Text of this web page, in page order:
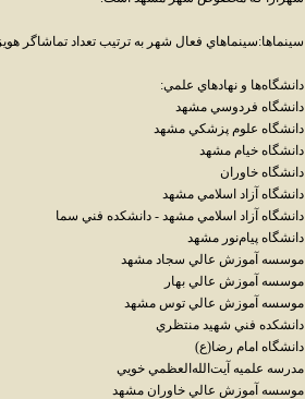
سينماها:سينماهاي فعال شهر به ترتيب تعداد تماشاگر
دانشگاه‌ها و نهادهاي علمي:
دانشگاه فردوسي مشهد
دانشگاه علوم پزشکي مشهد
دانشگاه خيام مشهد
دانشگاه خاوران
دانشگاه آزاد اسلامي مشهد
دانشگاه آزاد اسلامي مشهد - دانشکده فني سما
دانشگاه پيام‌نور مشهد
موسسه آموزش عالي سجاد مشهد
موسسه آموزش عالي بهار
موسسه آموزش عالي توس مشهد
دانشکده فني شهيد منتظري
‌دانشگاه امام رضا(ع)
مدرسه علميه آيت‌الله‌العظمي خويي
موسسه آموزش عالي خاوران مشهد